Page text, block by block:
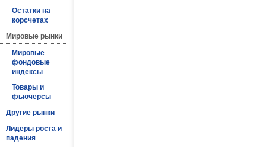
Остатки на
корсчетах
Мировые рынки
Мировые
фондовые
индексы
Товары и
фьючерсы
Другие рынки
Лидеры роста и
падения